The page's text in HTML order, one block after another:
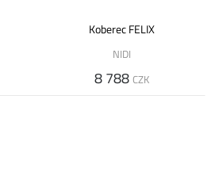
Koberec FELIX
NIDI
8 788 CZK